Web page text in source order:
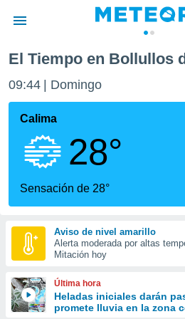
de
por
que se
calidad.
a este
las
y
forma
digital
basada
El Tiempo en Bollullos
09:44 Domingo
Calima
28°
Sensación de 28°
Aviso de nivel amarillo
Alerta moderada por altas
Mitación hoy
Última hora
Heladas iniciales darán
promete lluvia en la zona